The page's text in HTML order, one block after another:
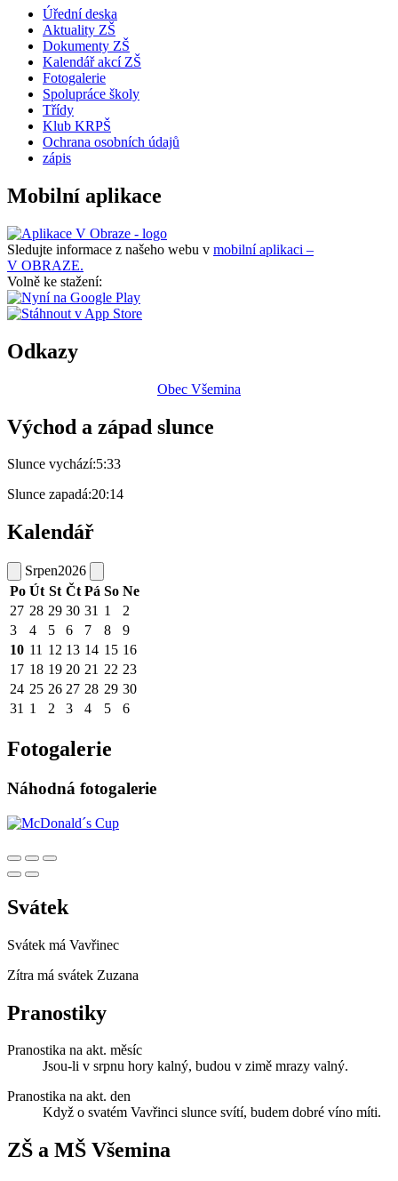
Úřední deska
Aktuality ZŠ
Dokumenty ZŠ
Kalendář akcí ZŠ
Fotogalerie
Spolupráce školy
Třídy
Klub KRPŠ
Ochrana osobních údajů
zápis
Mobilní aplikace
Sledujte informace z našeho webu v mobilní aplikaci –
V OBRAZE.
Volně ke stažení:
Odkazy
Obec Všemina
Východ a západ slunce
Slunce vychází:5:33
Slunce zapadá:20:14
Kalendář
Srpen2026
Po Út St Čt Pá So Ne
27 28 29 30 31 1
2
3
4 5 6 7 8
9
10 11 12 13 14 15 16
17 18 19 20 21 22 23
24 25 26 27 28 29 30
31 1 2 3 4 5 6
Fotogalerie
Náhodná fotogalerie
Svátek
Svátek má Vavřinec
Zítra má svátek Zuzana
Pranostiky
Pranostika na akt. měsíc
Jsou-li v srpnu hory kalný, budou v zimě mrazy valný.
Pranostika na akt. den
Když o svatém Vavřinci slunce svítí, budem dobré víno míti.
ZŠ a MŠ Všemina